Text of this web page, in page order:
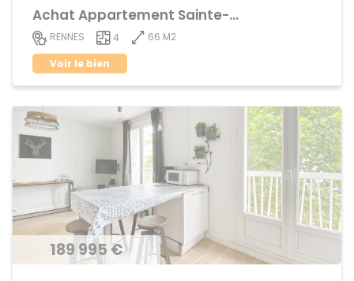
Achat Appartement Sainte-Thérèse
RENNES 4
66 M2
Voir le bien
189 995 €